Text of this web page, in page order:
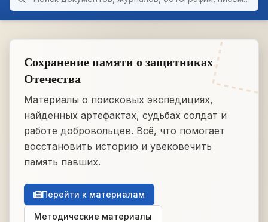
ARCHIVE
Сохранение памяти о защитниках
Отечества
Материалы о поисковых экспедициях,
найденных артефактах, судьбах солдат и
работе добровольцев. Всё, что помогает
восстановить историю и увековечить
память павших.
Перейти к материалам
Методические материалы